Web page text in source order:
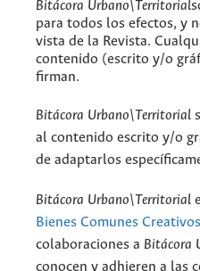
Bitácora Urbano\Territorial
para todos los efectos, y
vista de la Revista.
contenido (escrito y/o
firman.
Bitácora Urbano\Territorial
al contenido escrito y/o
de adaptarlos
Bitácora Urbano\Territorial
Bienes Comunes
colaboraciones a Bitácora
conocen y adhieren a las